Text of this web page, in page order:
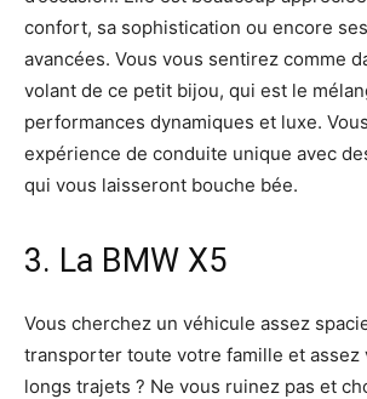
confort, sa sophistication ou encore
avancées. Vous vous sentirez comme
volant de ce petit bijou, qui est le
performances dynamiques et luxe.
expérience de conduite unique avec
qui vous laisseront bouche bée.
3. La BMW X5
Vous cherchez un véhicule assez
transporter toute votre famille et assez
longs trajets ? Ne vous ruinez pas et